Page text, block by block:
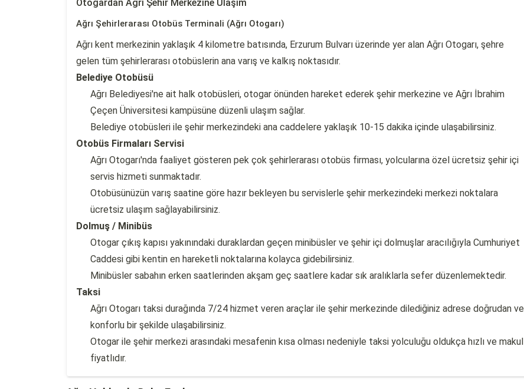
Otogardan Ağrı Şehir Merkezine Ulaşım
Ağrı Şehirlerarası Otobüs Terminali (Ağrı Otogarı)
Ağrı kent merkezinin yaklaşık 4 kilometre batısında, Erzurum Bulvarı üzerinde yer alan Ağrı Otogarı, şehre
gelen tüm şehirlerarası otobüslerin ana varış ve kalkış noktasıdır.
Belediye Otobüsü
Ağrı Belediyesi'ne ait halk otobüsleri, otogar önünden hareket ederek şehir merkezine ve Ağrı İbrahim
Çeçen Üniversitesi kampüsüne düzenli ulaşım sağlar.
Belediye otobüsleri ile şehir merkezindeki ana caddelere yaklaşık 10-15 dakika içinde ulaşabilirsiniz.
Otobüs Firmaları Servisi
Ağrı Otogarı'nda faaliyet gösteren pek çok şehirlerarası otobüs firması, yolcularına özel ücretsiz şehir içi
servis hizmeti sunmaktadır.
Otobüsünüzün varış saatine göre hazır bekleyen bu servislerle şehir merkezindeki merkezi noktalara
ücretsiz ulaşım sağlayabilirsiniz.
Dolmuş / Minibüs
Otogar çıkış kapısı yakınındaki duraklardan geçen minibüsler ve şehir içi dolmuşlar aracılığıyla Cumhuriyet
Caddesi gibi kentin en hareketli noktalarına kolayca gidebilirsiniz.
Minibüsler sabahın erken saatlerinden akşam geç saatlere kadar sık aralıklarla sefer düzenlemektedir.
Taksi
Ağrı Otogarı taksi durağında 7/24 hizmet veren araçlar ile şehir merkezinde dilediğiniz adrese doğrudan ve
konforlu bir şekilde ulaşabilirsiniz.
Otogar ile şehir merkezi arasındaki mesafenin kısa olması nedeniyle taksi yolculuğu oldukça hızlı ve makul
fiyatlıdır.